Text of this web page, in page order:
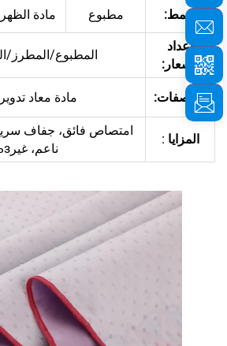
النمط: مطبوع مادة
إعداد
الشعار:
المطبوع/المطرز/
مواصفات: مادة معاد تدويرها
المزايا :
امتصاص فائق، جفاف
ناعم، غيرользق